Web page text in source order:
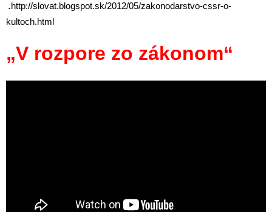
.http://slovat.blogspot.sk/2012/05/zakonodarstvo-cssr-o-
kultoch.html
„V rozpore zo zákonom“